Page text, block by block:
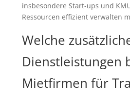
insbesondere Start-ups und
Ressourcen effizient verwalten
Welche
Dienstleistungen
Mietfirmen für